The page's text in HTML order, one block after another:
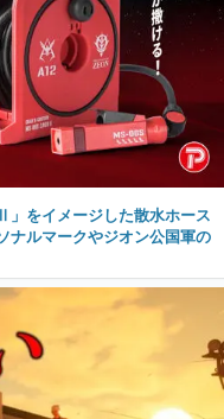
」をイメージした散水ホース
ナルマークやジオン公国軍の